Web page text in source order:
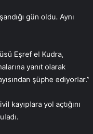
gün oldu. Aynı
Eşref el Kudra,
yanıt olarak
şüphe ediyorlar.”
kayıplara yol açtığını